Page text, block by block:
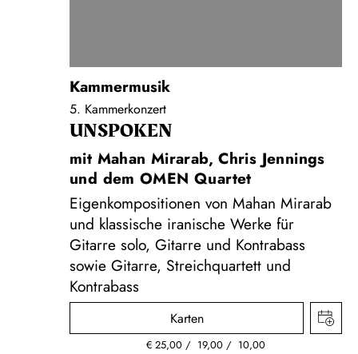
Kammermusik
5. Kammerkonzert
UNSPOKEN
mit Mahan Mirarab, Chris Jennings
und dem OMEN Quartet
Eigenkompositionen von Mahan Mirarab
und klassische iranische Werke für
Gitarre solo, Gitarre und Kontrabass
sowie Gitarre, Streichquartett und
Kontrabass
Karten
€ 25,00 19,00 10,00